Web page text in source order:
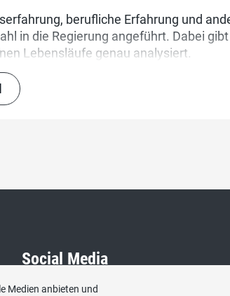
berufliche Erfahrung und
in die Regierung angeführt. Dabei
Lebensläufe genau analysiert.
Social Media
Medien anbieten und